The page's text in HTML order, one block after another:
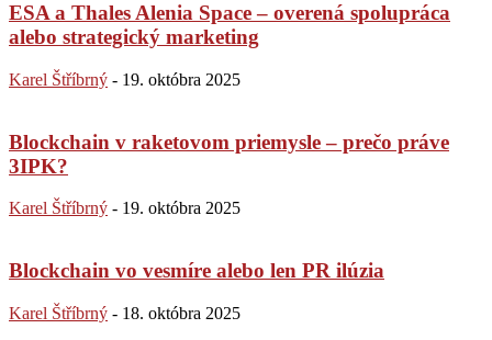
ESA a Thales Alenia Space – overená spolupráca
alebo strategický marketing
Karel Štříbrný - 19. októbra 2025
Blockchain v raketovom priemysle – prečo práve
3IPK?
Karel Štříbrný - 19. októbra 2025
Blockchain vo vesmíre alebo len PR ilúzia
Karel Štříbrný - 18. októbra 2025